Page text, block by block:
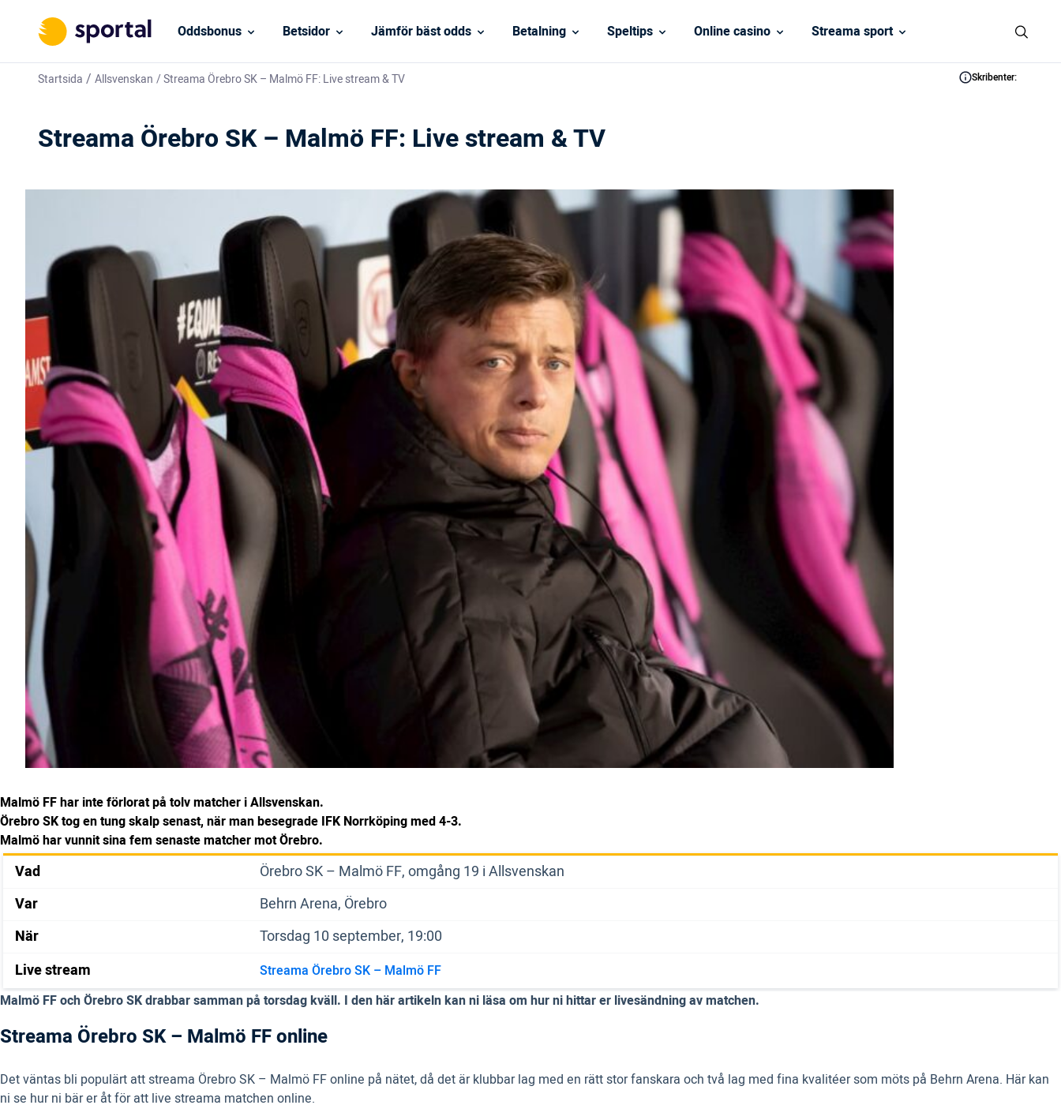
Oddsbonus Betsidor Jämför bäst odds Betalning Speltips Online casino Streama sport
Startsida / Allsvenskan /Streama Örebro SK – Malmö FF: Live stream & TV Skribenter:
Streama Örebro SK – Malmö FF: Live stream & TV
Malmö FF har inte förlorat på tolv matcher i Allsvenskan.
Örebro SK tog en tung skalp senast, när man besegrade IFK Norrköping med 4-3.
Malmö har vunnit sina fem senaste matcher mot Örebro.
Vad
Örebro SK – Malmö FF, omgång 19 i Allsvenskan
Var
Behrn Arena, Örebro
När
Torsdag 10 september, 19:00
Live stream
Streama Örebro SK – Malmö FF
Malmö FF och Örebro SK drabbar samman på torsdag kväll. I den här artikeln kan ni läsa om hur ni hittar er livesändning av matchen.
Streama Örebro SK – Malmö FF online
Det väntas bli populärt att streama Örebro SK – Malmö FF online på nätet, då det är klubbar lag med en rätt stor fanskara och två lag med fina kvalitéer som möts på Behrn Arena. Här kan
ni se hur ni bär er åt för att live streama matchen online.